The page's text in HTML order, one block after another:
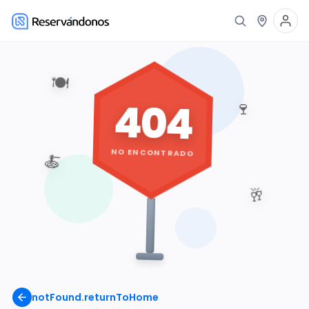
notFound.returnToHome
🍽️
🍷
🥂
🍝
404
NO ENCONTRADO